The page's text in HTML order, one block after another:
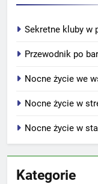
Sekretne kluby w
Przewodnik po
Nocne życie we
Nocne życie w
Nocne życie w
Kategorie